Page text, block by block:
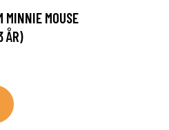
MINNIE MOUSE
ÅR)